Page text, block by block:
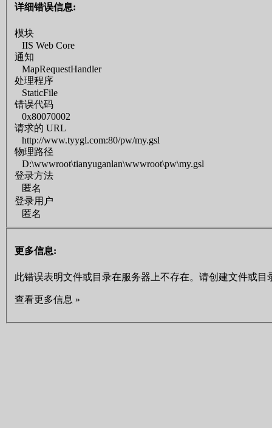
详细错误信息:
模块
IIS Web Core
通知
MapRequestHandler
处理程序
StaticFile
错误代码
0x80070002
请求的 URL
http://www.tyygl.com:80/pw/my.gsl
物理路径
D:\wwwroot\tianyuganlan\wwwroot\pw\my.gsl
登录方法
匿名
登录用户
匿名
更多信息:
此错误表明文件或目录在服务器上不存在。请创建文件或目
查看更多信息 »